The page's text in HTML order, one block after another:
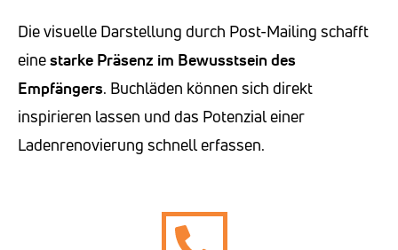
Die visuelle Darstellung durch Post-Mailing schafft
einestarke Präsenz im Bewusstsein des
Empfängers. Buchläden können sich direkt
inspirieren lassen und das Potenzial einer
Ladenrenovierung schnell erfassen.